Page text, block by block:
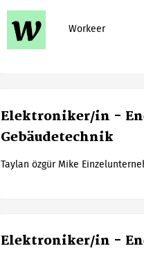
Workeer
Elektroniker/in -
Gebäudetechnik
Taylan özgür Mike
Elektroniker/in -